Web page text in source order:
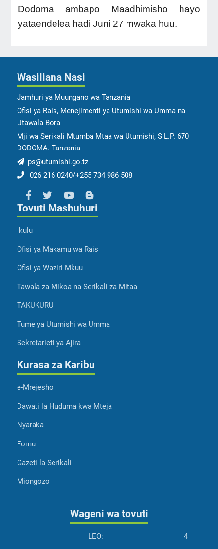
Dodoma ambapo Maadhimisho hayo
yataendelea hadi Juni 27 mwaka huu.
Wasiliana Nasi
Jamhuri ya Muungano wa Tanzania
Ofisi ya Rais, Menejimenti ya Utumishi wa Umma na
Utawala Bora
Mji wa Serikali Mtumba Mtaa wa Utumishi, S.L.P. 670
DODOMA. Tanzania
ps@utumishi.go.tz
026 216 0240/+255 734 986 508
Tovuti Mashuhuri
Ikulu
Ofisi ya Makamu wa Rais
Ofisi ya Waziri Mkuu
Tawala za Mikoa na Serikali za Mitaa
TAKUKURU
Tume ya Utumishi wa Umma
Sekretarieti ya Ajira
Kurasa za Karibu
e-Mrejesho
Dawati la Huduma kwa Mteja
Nyaraka
Fomu
Gazeti la Serikali
Miongozo
Wageni wa tovuti
LEO: 4